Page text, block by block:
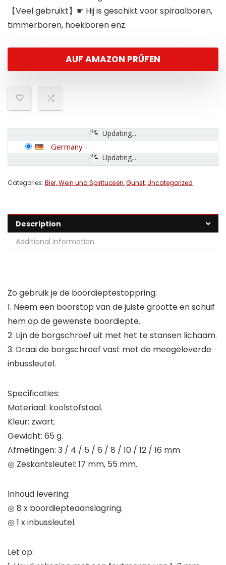
【Veel gebruikt】☛ Hij is geschikt voor spiraalboren,
timmerboren, hoekboren enz.
AUF AMAZON PRÜFEN
Updating...
Updating...
Germany -
Categories: Bier, Wein und Spirituosen,Gunst,Uncategorized
Description
Additional information
Zo gebruik je de boordieptestoppring:
1. Neem een boorstop van de juiste grootte en schuif
hem op de gewenste boordiepte.
2. Lijn de borgschroef uit met het te stansen lichaam.
3. Draai de borgschroef vast met de meegeleverde
inbussleutel.
Specificaties:
Materiaal: koolstofstaal.
Kleur: zwart.
Gewicht: 65 g.
Afmetingen: 3 / 4 / 5 / 6 / 8 / 10 / 12 / 16 mm.
◎ Zeskantsleutel: 17 mm, 55 mm.
Inhoud levering:
◎ 8 x boordiepteaanslagring.
◎ 1 x inbussleutel.
Let op: